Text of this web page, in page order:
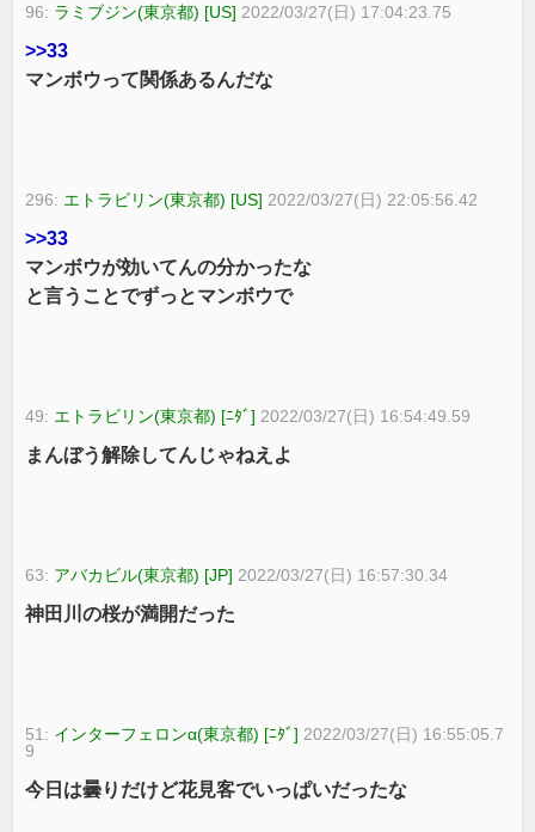
96: ラミブジン(東京都) [US] 2022/03/27(日) 17:04:23.75
>>33
マンボウって関係あるんだな
296: エトラビリン(東京都) [US] 2022/03/27(日) 22:05:56.42
>>33
マンボウが効いてんの分かったな
と言うことでずっとマンボウで
49: エトラビリン(東京都) [ﾆﾀﾞ] 2022/03/27(日) 16:54:49.59
まんぼう解除してんじゃねえよ
63: アバカビル(東京都) [JP] 2022/03/27(日) 16:57:30.34
神田川の桜が満開だった
51: インターフェロンα(東京都) [ﾆﾀﾞ] 2022/03/27(日) 16:55:05.7
9
今日は曇りだけど花見客でいっぱいだったな